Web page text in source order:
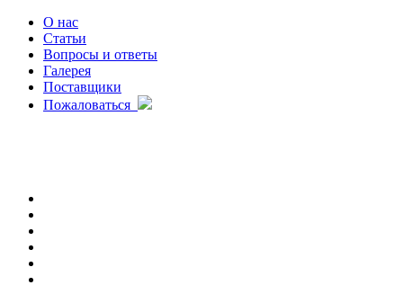
О нас
Статьи
Вопросы и ответы
Галерея
Поставщики
Пожаловаться